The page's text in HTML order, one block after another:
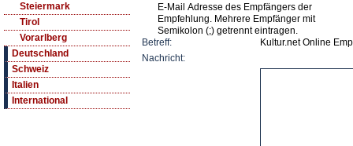
Steiermark
Tirol
Vorarlberg
Deutschland
Schweiz
Italien
International
E-Mail Adresse des Empfängers der
Empfehlung. Mehrere Empfänger mit
Semikolon (;) getrennt eintragen.
Betreff:
Kultur.net Online
Nachricht: